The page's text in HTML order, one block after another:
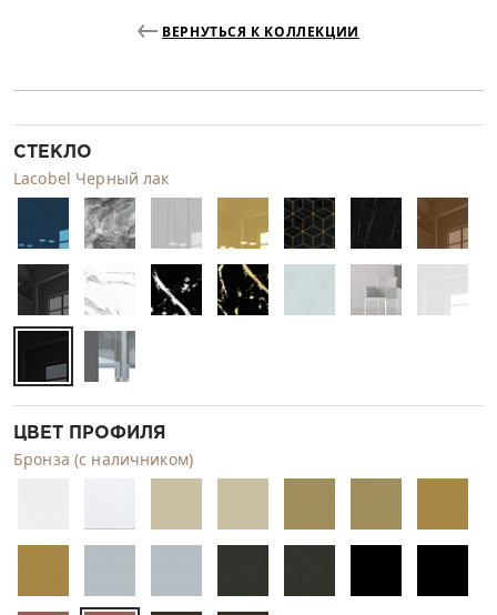
ВЕРНУТЬСЯ К КОЛЛЕКЦИИ
СТЕКЛО
Lacobel Черный лак
ЦВЕТ ПРОФИЛЯ
Бронза (с наличником)